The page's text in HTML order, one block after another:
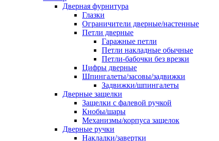
Дверная фурнитура
Глазки
Ограничители дверные/настенные
Петли дверные
Гаражные петли
Петли накладные обычные
Петли-бабочки без врезки
Цифры дверные
Шпингалеты/засовы/задвижки
Задвижки/шпингалеты
Дверные защелки
Защелки с фалевой ручкой
Кнобы/шары
Механизмы/корпуса защелок
Дверные ручки
Накладки/завертки